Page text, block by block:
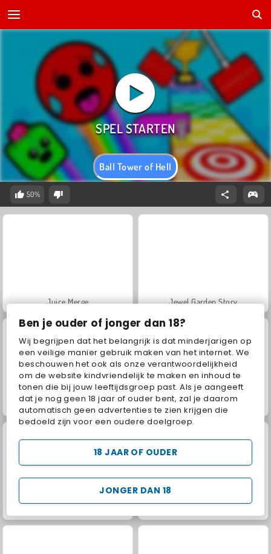
Ben je ouder of jonger dan 18?
Wij begrijpen dat het belangrijk is dat minderjarigen op
een veilige manier gebruik maken van het internet. We
beschouwen het ook als onze verantwoordelijkheid
om de website kindvriendelijk te maken en inhoud te
tonen die bij jouw leeftijdsgroep past. Als je aangeeft
dat je nog geen 18 jaar of ouder bent, zal je daarom
automatisch geen advertenties te zien krijgen die
bedoeld zijn voor een oudere doelgroep.
JONGER DAN 18
18 JAAR OF OUDER
Ball Tower of Hell
50%
Juice Merge Jewel Garden Story
Grand Mahjong Connect